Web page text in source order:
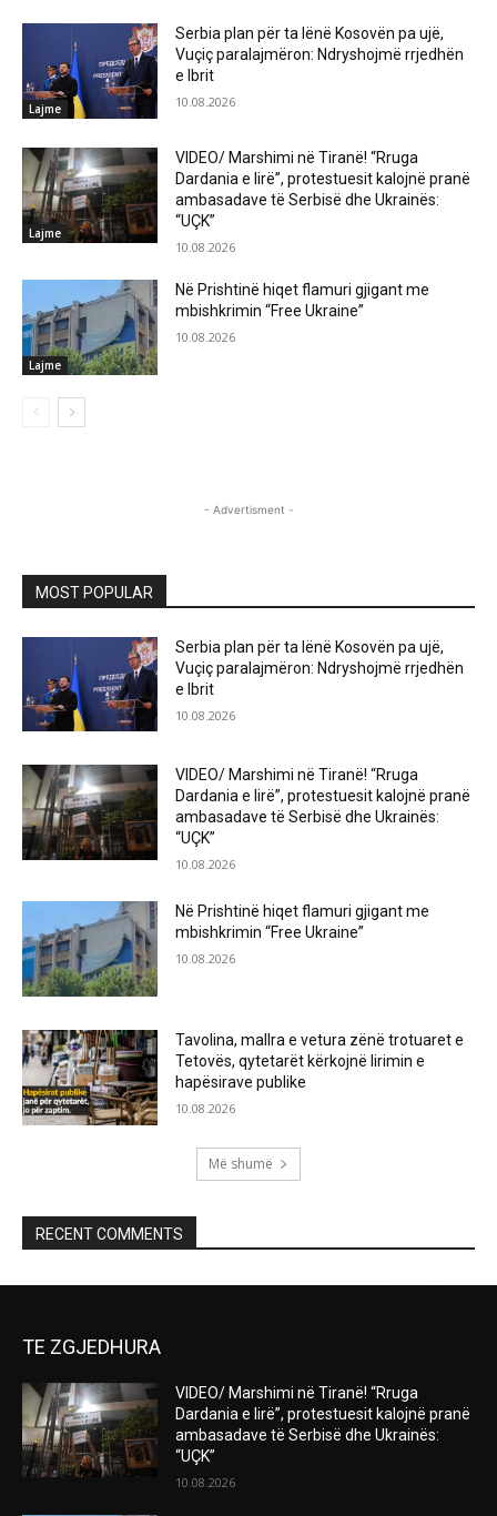
Lajme
Serbia plan për ta lënë Kosovën pa ujë,
Vuçiç paralajmëron: Ndryshojmë rrjedhën
e Ibrit
10.08.2026
Lajme
VIDEO/ Marshimi në Tiranë! “Rruga
Dardania e lirë”, protestuesit kalojnë pranë
ambasadave të Serbisë dhe Ukrainës:
“UÇK”
10.08.2026
Lajme
Në Prishtinë hiqet flamuri gjigant me
mbishkrimin “Free Ukraine”
10.08.2026
- Advertisment -
MOST POPULAR
Serbia plan për ta lënë Kosovën pa ujë,
Vuçiç paralajmëron: Ndryshojmë rrjedhën
e Ibrit
10.08.2026
VIDEO/ Marshimi në Tiranë! “Rruga
Dardania e lirë”, protestuesit kalojnë pranë
ambasadave të Serbisë dhe Ukrainës:
“UÇK”
10.08.2026
Në Prishtinë hiqet flamuri gjigant me
mbishkrimin “Free Ukraine”
10.08.2026
Tavolina, mallra e vetura zënë trotuaret e
Tetovës, qytetarët kërkojnë lirimin e
hapësirave publike
10.08.2026
Më shumë
RECENT COMMENTS
TE ZGJEDHURA
VIDEO/ Marshimi në Tiranë! “Rruga
Dardania e lirë”, protestuesit kalojnë pranë
ambasadave të Serbisë dhe Ukrainës:
“UÇK”
10.08.2026